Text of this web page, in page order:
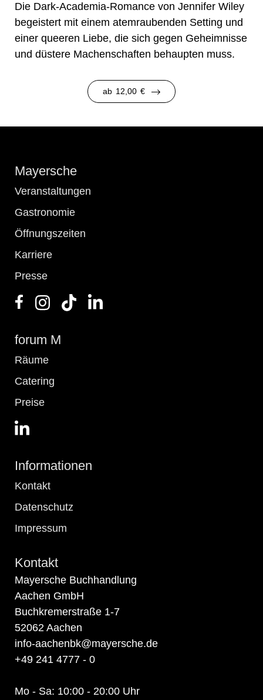
Die Dark-Academia-Romance von Jennifer Wiley
begeistert mit einem atemraubenden Setting und
einer queeren Liebe, die sich gegen Geheimnisse
und düstere Machenschaften behaupten muss.
ab 12,00 €
Mayersche
Veranstaltungen
Gastronomie
Öffnungszeiten
Karriere
Presse
forum M
Räume
Catering
Preise
Informationen
Kontakt
Datenschutz
Impressum
Kontakt
Mayersche Buchhandlung
Aachen GmbH
Buchkremerstraße 1-7
52062 Aachen
info-aachenbk@mayersche.de
+49 241 4777 - 0
Mo - Sa: 10:00 - 20:00 Uhr